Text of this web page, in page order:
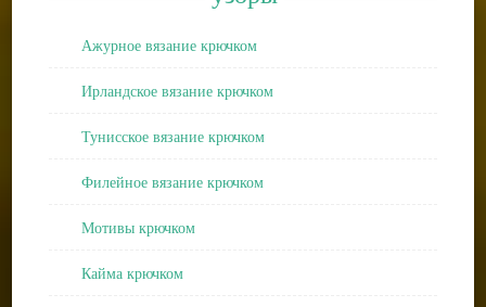
Ажурное вязание крючком
Ирландское вязание крючком
Тунисское вязание крючком
Филейное вязание крючком
Мотивы крючком
Кайма крючком